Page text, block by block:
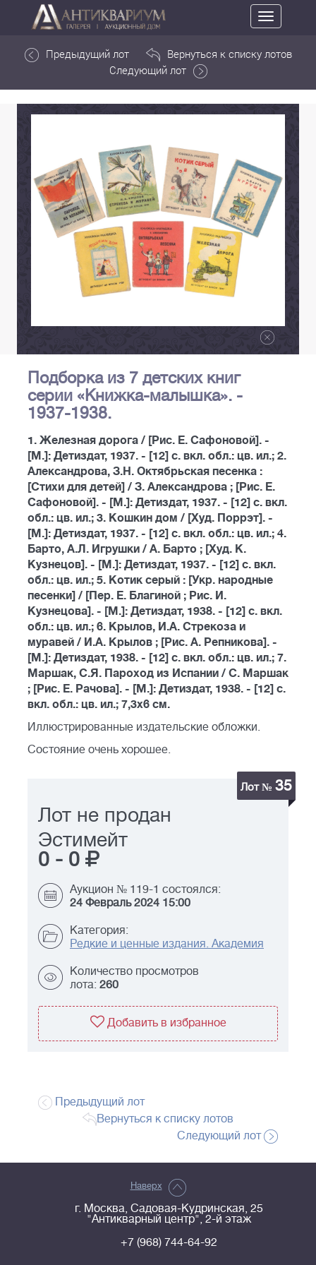
Toggle
navigation
Предыдущий лот
Вернуться к списку лотов
Следующий лот
Подборка из 7 детских книг
серии «Книжка-малышка». -
1937-1938.
1. Железная дорога / [Рис. Е. Сафоновой]. -
[М.]: Детиздат, 1937. - [12] с. вкл. обл.: цв. ил.; 2.
Александрова, З.Н. Октябрьская песенка :
[Стихи для детей] / З. Александрова ; [Рис. Е.
Сафоновой]. - [М.]: Детиздат, 1937. - [12] с. вкл.
обл.: цв. ил.; 3. Кошкин дом / [Худ. Поррэт]. -
[М.]: Детиздат, 1937. - [12] с. вкл. обл.: цв. ил.; 4.
Барто, А.Л. Игрушки / А. Барто ; [Худ. К.
Кузнецов]. - [М.]: Детиздат, 1937. - [12] с. вкл.
обл.: цв. ил.; 5. Котик серый : [Укр. народные
песенки] / [Пер. Е. Благиной ; Рис. И.
Кузнецова]. - [М.]: Детиздат, 1938. - [12] с. вкл.
обл.: цв. ил.; 6. Крылов, И.А. Стрекоза и
муравей / И.А. Крылов ; [Рис. А. Репникова]. -
[М.]: Детиздат, 1938. - [12] с. вкл. обл.: цв. ил.; 7.
Маршак, С.Я. Пароход из Испании / С. Маршак
; [Рис. Е. Рачова]. - [М.]: Детиздат, 1938. - [12] с.
вкл. обл.: цв. ил.; 7,3х6 см.
Иллюстрированные издательские обложки.
Состояние очень хорошее.
Лот № 35
Лот не продан
Эстимейт
0 - 0
Аукцион № 119-1 состоялся:
24 Февраль 2024 15:00
Категория:
Редкие и ценные издания. Академия
Количество просмотров
лота: 260
Добавить в избранное
Предыдущий лот
Вернуться к списку лотов
Следующий лот
Наверх
г. Москва, Садовая-Кудринская, 25
"Антикварный центр", 2-й этаж
+7 (968) 744-64-92